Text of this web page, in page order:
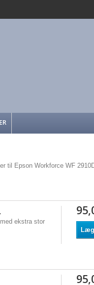
til Epson Workforce WF
ekstra stor